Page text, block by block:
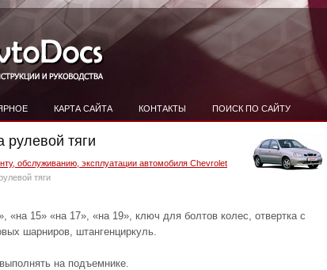
КАРТА САЙТА КОНТАКТЫ ПОИСК ПО САЙТУ
рулевой тяги
обслуживанию, эксплуатации автомобиля Chevrolet
тяги
«на 15» «на 17», «на 19», ключ для болтов колес, отвертка с
шарниров, штангенциркуль.
на подъемнике.